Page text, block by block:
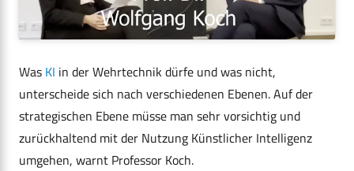
Was KI in der Wehrtechnik dürfe und was nicht,
unterscheide sich nach verschiedenen Ebenen. Auf der
strategischen Ebene müsse man sehr vorsichtig und
zurückhaltend mit der Nutzung Künstlicher Intelligenz
umgehen, warnt Professor Koch.